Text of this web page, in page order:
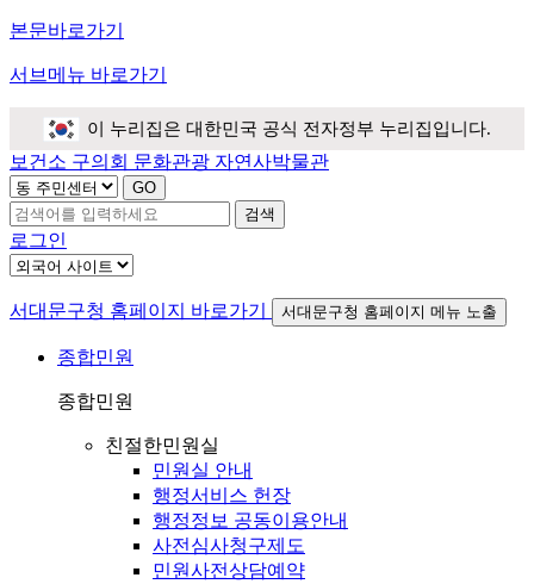
본문바로가기
서브메뉴 바로가기
이 누리집은 대한민국 공식 전자정부 누리집입니다.
보건소 구의회 문화관광 자연사박물관
검색
로그인
서대문구청 홈페이지 바로가기 서대문구청 홈페이지 메뉴 노출
종합민원
종합민원
친절한민원실
민원실 안내
행정서비스 헌장
행정정보 공동이용안내
사전심사청구제도
민원사전상담예약